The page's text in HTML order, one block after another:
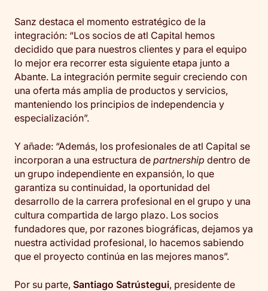
Sanz destaca el momento estratégico de la
integración: “Los socios de atl Capital hemos
decidido que para nuestros clientes y para el equipo
lo mejor era recorrer esta siguiente etapa junto a
Abante. La integración permite seguir creciendo con
una oferta más amplia de productos y servicios,
manteniendo los principios de independencia y
especialización”.
Y añade: “Además, los profesionales de atl Capital se
incorporan a una estructura de partnership dentro de
un grupo independiente en expansión, lo que
garantiza su continuidad, la oportunidad del
desarrollo de la carrera profesional en el grupo y una
cultura compartida de largo plazo. Los socios
fundadores que, por razones biográficas, dejamos ya
nuestra actividad profesional, lo hacemos sabiendo
que el proyecto continúa en las mejores manos”.
Por su parte, Santiago Satrústegui, presidente de